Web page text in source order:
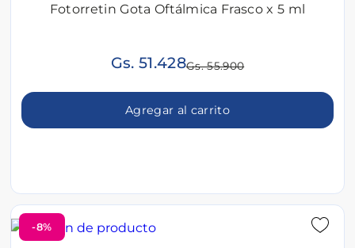
Fotorretin Gota Oftálmica Frasco x 5 ml
Gs. 51.428Gs. 55.900
Agregar al carrito
-8%